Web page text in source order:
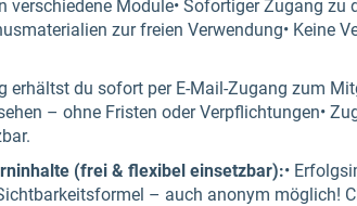
verschiedene Module• Sofortiger Zugang zu
zur freien Verwendung• Keine
erhältst du sofort per E-Mail-Zugang zum
– ohne Fristen oder Verpflichtungen•
(frei & flexibel einsetzbar):•
– auch anonym möglich!